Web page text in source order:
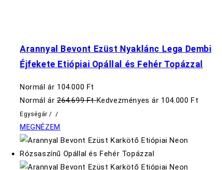
Arannyal Bevont Ezüst Nyaklánc Lega Dembi
Éjfekete Etiópiai Opállal és Fehér Topázzal
Normál ár 104.000 Ft
Normál ár 264.699 FtKedvezményes ár 104.000 Ft
Egységár / /
MEGNÉZEM